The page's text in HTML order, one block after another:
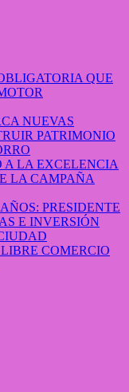
QUE
NUEVAS
PATRIMONIO
A LA EXCELENCIA
LA CAMPAÑA
PRESIDENTE
E INVERSIÓN
COMERCIO